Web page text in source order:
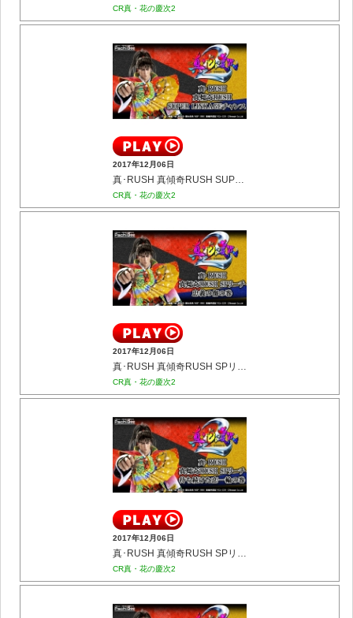
CR真・花の慶次2
2017年12月06日
真･RUSH 真傾奇RUSH SUPER LINKAGEチャンス
CR真・花の慶次2
2017年12月06日
真･RUSH 真傾奇RUSH SPリーチ 忠義の傷の巻
CR真・花の慶次2
2017年12月06日
真･RUSH 真傾奇RUSH SPリーチ 待ち続けた恋一輪の巻
CR真・花の慶次2